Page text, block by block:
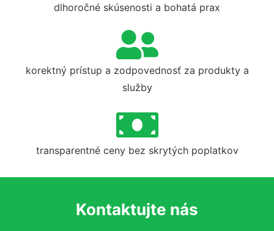
dlhoročné skúsenosti a bohatá prax
korektný prístup a zodpovednosť za produkty a
služby
transparentné ceny bez skrytých poplatkov
Kontaktujte nás